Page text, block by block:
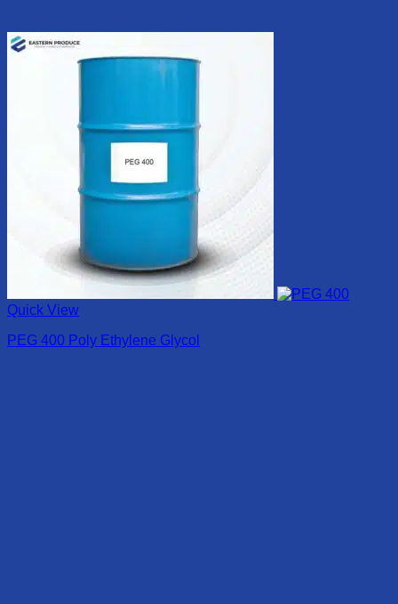
Quick View
PEG 400 Poly Ethylene Glycol